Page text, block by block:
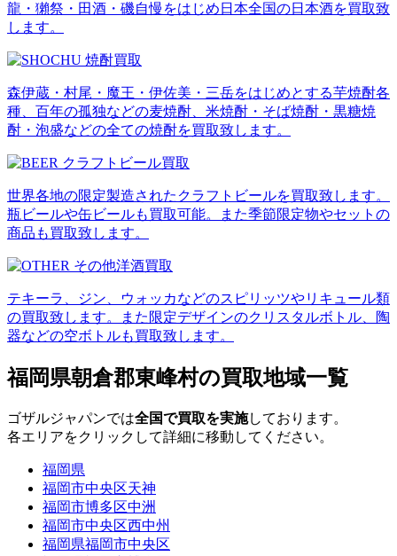
龍・獺祭・田酒・磯自慢をはじめ日本全国の日本酒を買取致
します。
森伊蔵・村尾・魔王・伊佐美・三岳をはじめとする芋焼酎各
種、百年の孤独などの麦焼酎、米焼酎・そば焼酎・黒糖焼
酎・泡盛などの全ての焼酎を買取致します。
世界各地の限定製造されたクラフトビールを買取致します。
瓶ビールや缶ビールも買取可能。また季節限定物やセットの
商品も買取致します。
テキーラ、ジン、ウォッカなどのスピリッツやリキュール類
の買取致します。また限定デザインのクリスタルボトル、陶
器などの空ボトルも買取致します。
福岡県朝倉郡東峰村の買取地域一覧
ゴザルジャパンでは全国で買取を実施しております。
各エリアをクリックして詳細に移動してください。
福岡県
福岡市中央区天神
福岡市博多区中洲
福岡市中央区西中州
福岡県福岡市中央区